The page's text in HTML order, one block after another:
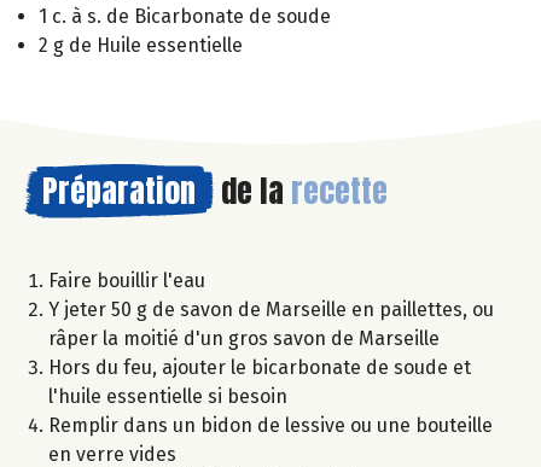
1 c. à s. de Bicarbonate de soude
2 g de Huile essentielle
Préparation de la recette
Faire bouillir l'eau
Y jeter 50 g de savon de Marseille en paillettes, ou
râper la moitié d'un gros savon de Marseille
Hors du feu, ajouter le bicarbonate de soude et
l'huile essentielle si besoin
Remplir dans un bidon de lessive ou une bouteille
en verre vides